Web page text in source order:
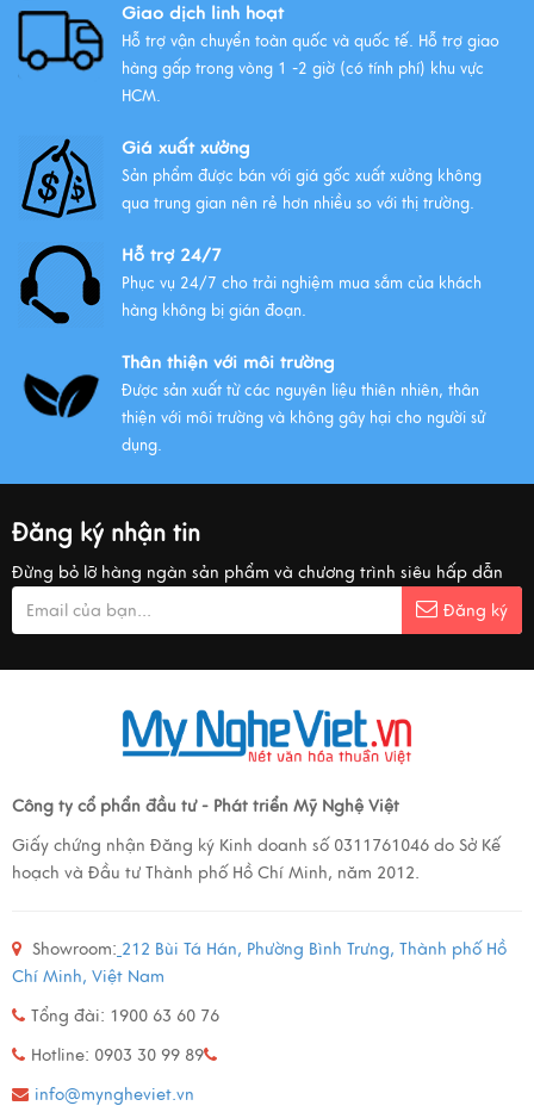
Giao dịch linh hoạt
Hỗ trợ vận chuyển toàn quốc và quốc tế. Hỗ trợ giao
hàng gấp trong vòng 1 -2 giờ (có tính phí) khu vực
HCM.
Giá xuất xưởng
Sản phẩm được bán với giá gốc xuất xưởng không
qua trung gian nên rẻ hơn nhiều so với thị trường.
Hỗ trợ 24/7
Phục vụ 24/7 cho trải nghiệm mua sắm của khách
hàng không bị gián đoạn.
Thân thiện với môi trường
Được sản xuất từ các nguyên liệu thiên nhiên, thân
thiện với môi trường và không gây hại cho người sử
dụng.
Đăng ký nhận tin
Đừng bỏ lỡ hàng ngàn sản phẩm và chương trình siêu hấp dẫn
Đăng ký
Công ty cổ phẩn đầu tư - Phát triển Mỹ Nghệ Việt
Giấy chứng nhận Đăng ký Kinh doanh số 0311761046 do Sở Kế
hoạch và Đầu tư Thành phố Hồ Chí Minh, năm 2012.
Showroom: 212 Bùi Tá Hán, Phường Bình Trưng, Thành phố Hồ
Chí Minh, Việt Nam
Tổng đài: 1900 63 60 76
Hotline: 0903 30 99 89
info@myngheviet.vn